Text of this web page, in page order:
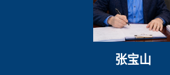
张宝山